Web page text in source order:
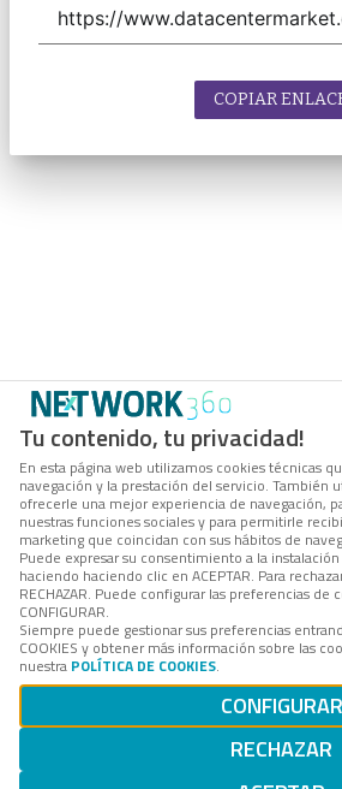
Tu contenido, tu privacidad!
En esta página web utilizamos cookies técnicas
navegación y la prestación del servicio. También
ofrecerle una mejor experiencia de navegación,
nuestras funciones sociales y para permitirle
marketing que coincidan con sus hábitos de
Puede expresar su consentimiento a la
haciendo haciendo clic en ACEPTAR. Para
RECHAZAR. Puede configurar las preferencias
CONFIGURAR.
Siempre puede gestionar sus preferencias
COOKIES y obtener más información sobre las
nuestra POLÍTICA DE COOKIES.
CONFIGURAR
RECHAZAR
COPIAR